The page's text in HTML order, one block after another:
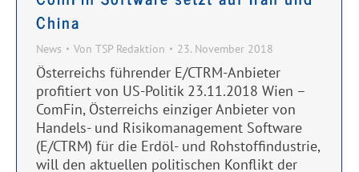
China
News Von TSP Redaktion 23. November 2018
Österreichs führender E/CTRM-Anbieter
profitiert von US-Politik 23.11.2018 Wien –
ComFin, Österreichs einziger Anbieter von
Handels- und Risikomanagement Software
(E/CTRM) für die Erdöl- und Rohstoffindustrie,
will den aktuellen politischen Konflikt der